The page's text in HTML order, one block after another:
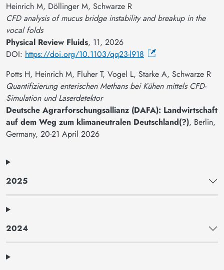
Heinrich M, Döllinger M, Schwarze R
CFD analysis of mucus bridge instability and breakup in the
vocal folds
Physical Review Fluids, 11, 2026
DOI: https://doi.org/10.1103/qq23-l918
Potts H, Heinrich M, Fluher T, Vogel L, Starke A, Schwarze R
Quantifizierung enterischen Methans bei Kühen mittels CFD-
Simulation und Laserdetektor
Deutsche Agrarforschungsallianz (DAFA): Landwirtschaft
auf dem Weg zum klimaneutralen Deutschland(?), Berlin,
Germany, 20-21 April 2026
2025
2024